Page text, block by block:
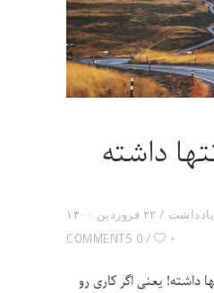
داشته
۲۲ فروردین ۱۴۰۰
یادداشت
0 COMMENTS
۰
داشته! یعنی اگر کاری رو